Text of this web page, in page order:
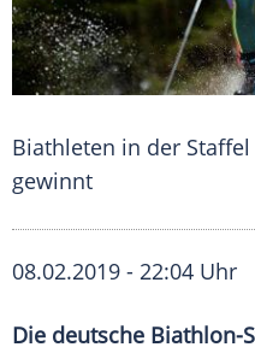
Biathleten in der
gewinnt
08.02.2019 - 22:04 Uhr
Die deutsche Biathlon-